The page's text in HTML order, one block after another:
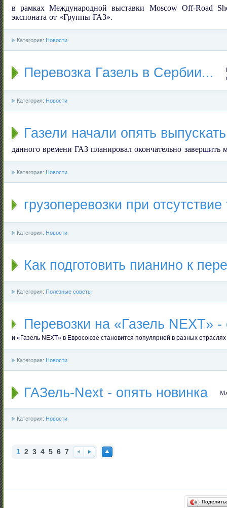
в рамках Международной выставки Moscow Off-Road
экспоната от «Группы ГАЗ».
Категория: Новости
Перевозка Газель в Сербии...
Категория: Новости
Газели начали опять выпускать
данного времени ГАЗ планировал окончательно
Категория: Новости
грузоперевозки при
Категория: Новости
Как подготовить пианино к
Категория: Полезные советы
Перевозки на «Газель NEXT»
и «Газель NEXT» в Евросоюзе становится популярней в разных отраслях
Категория: Новости
ГАЗель-Next - опять новинка
Категория: Новости
1 2 3 4 5 6 7